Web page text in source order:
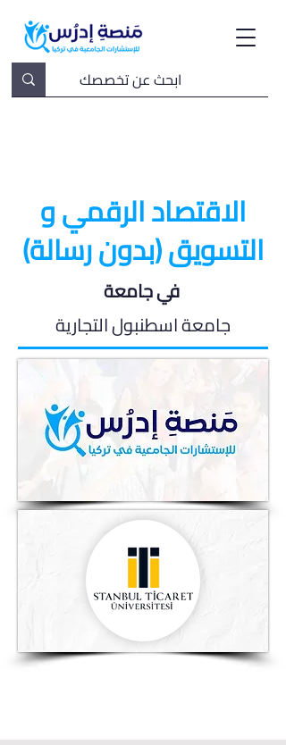
الاقتصاد الرقمي و
التسويق (بدون رسالة)
في جامعة
جامعة اسطنبول التجارية